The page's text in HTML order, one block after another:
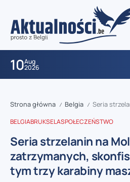
10Aug
2026
Strona główna / Belgia / Seria strzelanin na Molenbeek:
BELGIABRUKSELASPOŁECZEŃSTWO
Seria strzelanin na
zatrzymanych,
tym trzy karabiny